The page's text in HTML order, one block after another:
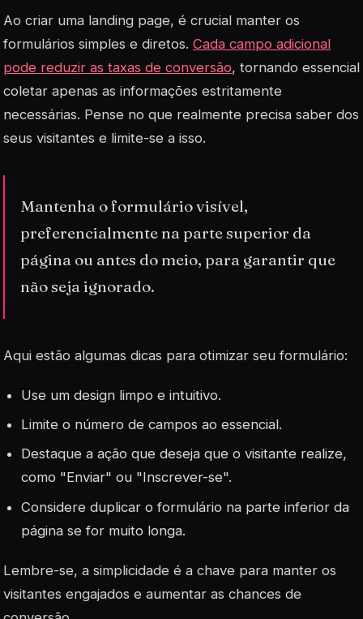
Ao criar uma landing page, é crucial manter os
formulários simples e diretos. Cada campo adicional
pode reduzir as taxas de conversão, tornando essencial
coletar apenas as informações estritamente
necessárias. Pense no que realmente precisa saber dos
seus visitantes e limite-se a isso.
Mantenha o formulário visível,
preferencialmente na parte superior da
página ou antes do meio, para garantir que
não seja ignorado.
Aqui estão algumas dicas para otimizar seu formulário:
Use um design limpo e intuitivo.
Limite o número de campos ao essencial.
Destaque a ação que deseja que o visitante realize,
como "Enviar" ou "Inscrever-se".
Considere duplicar o formulário na parte inferior da
página se for muito longa.
Lembre-se, a simplicidade é a chave para manter os
visitantes engajados e aumentar as chances de